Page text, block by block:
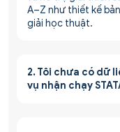
A–Z như thiết kế
giải học thuật.
2. Tôi chưa có dữ
vụ nhận chạy